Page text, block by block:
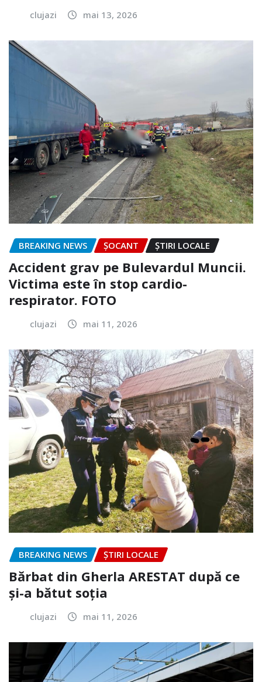
clujazi mai 13, 2026
BREAKING NEWS ȘOCANT ȘTIRI LOCALE
Accident grav pe Bulevardul Muncii.
Victima este în stop cardio-
respirator. FOTO
clujazi mai 11, 2026
BREAKING NEWS ȘTIRI LOCALE
Bărbat din Gherla ARESTAT după ce
și-a bătut soția
clujazi mai 11, 2026